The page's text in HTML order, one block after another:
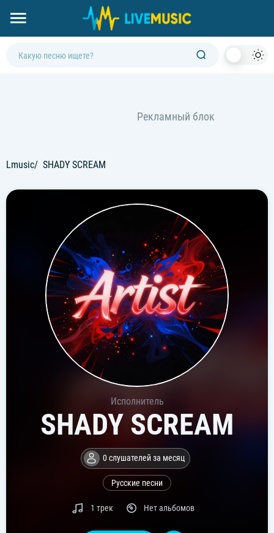
Lmusic SHADY SCREAM
Исполнитель
SHADY SCREAM
0 слушателей за месяц
Русские песни
1 трек Нет альбомов